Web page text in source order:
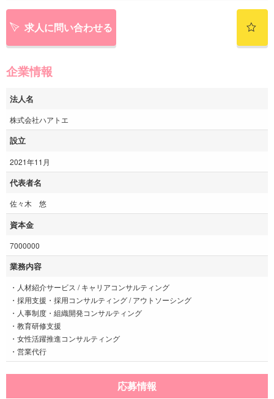
求人に問い合わせる
企業情報
法人名
株式会社ハアトエ
設立
2021年11月
代表者名
佐々木 悠
資本金
7000000
業務内容
・人材紹介サービス / キャリアコンサルティング
・採用支援・採用コンサルティング / アウトソーシング
・人事制度・組織開発コンサルティング
・教育研修支援
・女性活躍推進コンサルティング
・営業代行
応募情報